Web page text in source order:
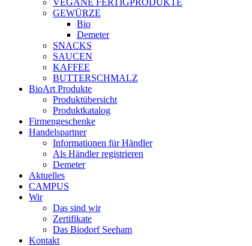
VEGANE FERTIGPRODUKTE
GEWÜRZE
Bio
Demeter
SNACKS
SAUCEN
KAFFEE
BUTTERSCHMALZ
BioArt Produkte
Produktübersicht
Produktkatalog
Firmengeschenke
Handelspartner
Informationen für Händler
Als Händler registrieren
Demeter
Aktuelles
CAMPUS
Wir
Das sind wir
Zertifikate
Das Biodorf Seeham
Kontakt